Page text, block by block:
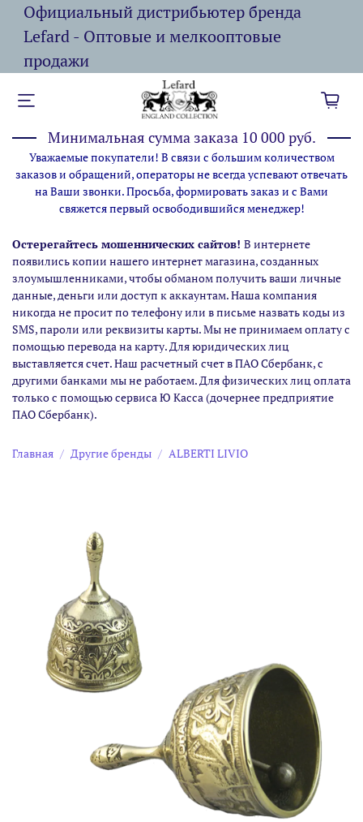
Официальный дистрибьютер бренда
Lefard - Оптовые и мелкооптовые
продажи
Минимальная сумма заказа 10 000 руб.
Уважаемые покупатели! В связи с большим количеством
заказов и обращений, операторы не всегда успевают отвечать
на Ваши звонки. Просьба, формировать заказ и с Вами
свяжется первый освободившийся менеджер!
Остерегайтесь мошеннических сайтов! В интернете
появились копии нашего интернет магазина,созданных
злоумышленниками, чтобы обманом получить ваши личные
данные, деньги или доступ к аккаунтам. Наша компания
никогда не просит по телефону или в письме назвать коды из
SMS, пароли или реквизиты карты. Мы не принимаем оплату с
помощью перевода на карту. Для юридических лиц
выставляется счет. Наш расчетный счет в ПАО Сбербанк, с
другими банками мы не работаем. Для физических лиц оплата
только с помощью сервиса Ю Касса (дочернее предприятие
ПАО Сбербанк).
Главная Другие бренды ALBERTI LIVIO